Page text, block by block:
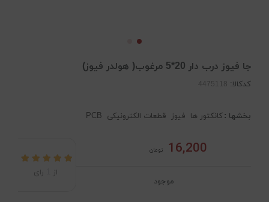
جا فیوز درب دار 20*5 مرغوب( هولدر فیوز)
کدکالا:
بخشها :کانکتور ها فیوز قطعات الکترونیکی PCB
16,200 تومان
موجود
از رای